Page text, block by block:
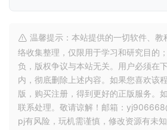
温馨提示：本站提供的一切软件、教
络收集整理，仅限用于学习和研究目的
负，版权争议与本站无关。用户必须在
内，彻底删除上述内容。如果您喜欢该
版，购买注册，得到更好的正版服务。
联系处理。敬请谅解！邮箱：
pj有风险，玩机需谨慎，修改资源有未